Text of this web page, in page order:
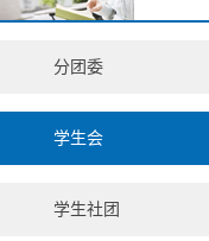
分团委
学生会
学生社团